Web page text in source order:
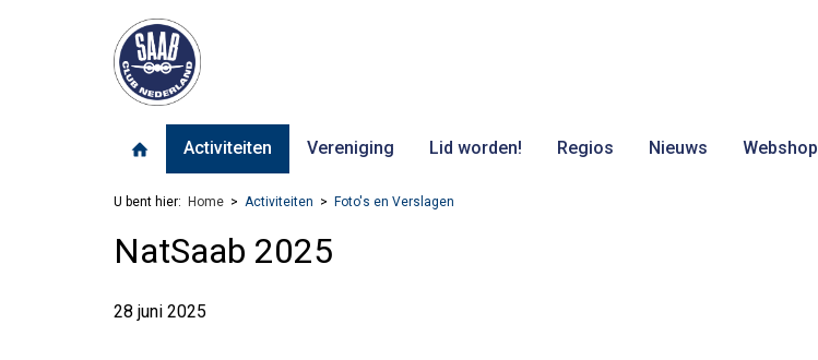
Activiteiten Vereniging Lid worden! Regios Nieuws Webshop
U bent hier: Home Activiteiten Foto's en Verslagen
NatSaab 2025
28 juni 2025